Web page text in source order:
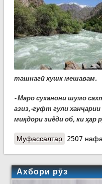
ташнагӣ хушк мешавам.
- Маро суханони шумо
азиз,-гуфт гули
миқдори зиёди об, ки ҳар
Муфассалтаро2507
Ахбори рӯз